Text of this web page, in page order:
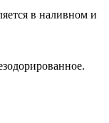
в наливном и